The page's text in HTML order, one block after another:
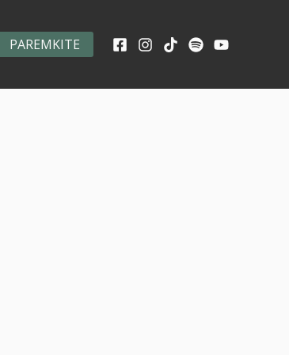
PAREMKITE